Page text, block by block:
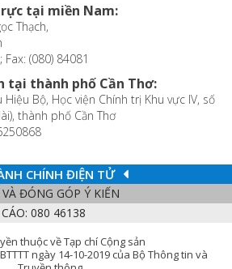
tại miền Nam:
Thạch,
(080) 84081
tại thành phố Cần Thơ:
Bộ, Học viện Chính trị Khu vực IV, số
thành phố Cần Thơ
CHÍNH ĐIỆN TỬ
ĐÓNG GÓP Ý KIẾN
080 46138
thuộc về Tạp chí Cộng sản
ngày 14-10-2019 của Bộ Thông tin và